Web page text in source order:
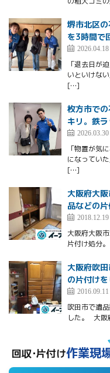
堺市北区
を3時間で
2026.04.18
「退去日が
いといけな
[…]
枚方市で
キリ。鉄
2026.03.30
「物置が気
になってい
[…]
大阪府大
品などの片
2018.12.19
大阪府大阪
片付け処分
大阪府吹
の片付けを
2016.09.11
吹田市で遺
した。 大
回収･片付け作業現